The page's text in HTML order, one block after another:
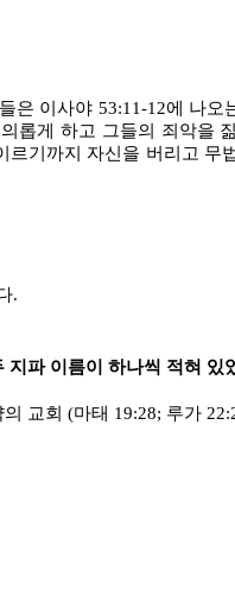
이사야 53:11-12에 나
롭게 하고 그들의 죄악을
기까지 자신을 버리고
.
파 이름이 하나씩 적혀 있
교회 (마태 19:28; 루가